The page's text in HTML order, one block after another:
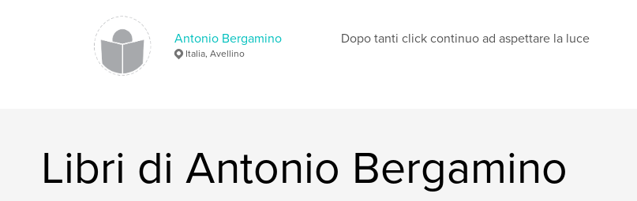
Antonio Bergamino
Italia, Avellino
Dopo tanti click continuo ad aspettare la luce
Libri di Antonio Bergamino